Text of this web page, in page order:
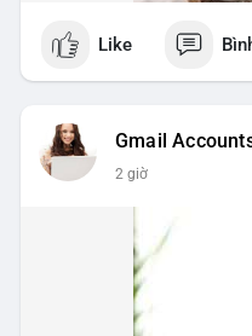
Like
Gmail
2 giờ